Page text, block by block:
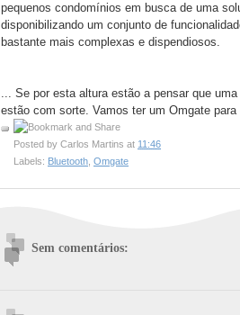
pequenos condomínios em busca de uma
disponibilizando um conjunto de
bastante mais complexas e dispendiosos.
... Se por esta altura estão a pensar que
estão com sorte. Vamos ter um Omgate
Posted by Carlos Martins at 11:46
Labels: Bluetooth, Omgate
Sem comentários: